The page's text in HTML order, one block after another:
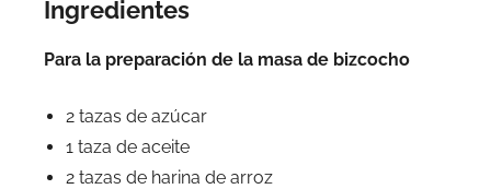
Ingredientes
Para la preparación de la masa de bizcocho
2 tazas de azúcar
1 taza de aceite
2 tazas de harina de arroz